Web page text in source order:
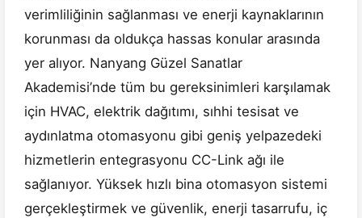
verimliliğinin sağlanması ve enerji kaynaklarının
korunması da oldukça hassas konular arasında
yer alıyor. Nanyang Güzel Sanatlar
Akademisi’nde tüm bu gereksinimleri karşılamak
için HVAC, elektrik dağıtımı, sıhhi tesisat ve
aydınlatma otomasyonu gibi geniş yelpazedeki
hizmetlerin entegrasyonu CC-Link ağı ile
sağlanıyor. Yüksek hızlı bina otomasyon sistemi
gerçekleştirmek ve güvenlik, enerji tasarrufu, iç